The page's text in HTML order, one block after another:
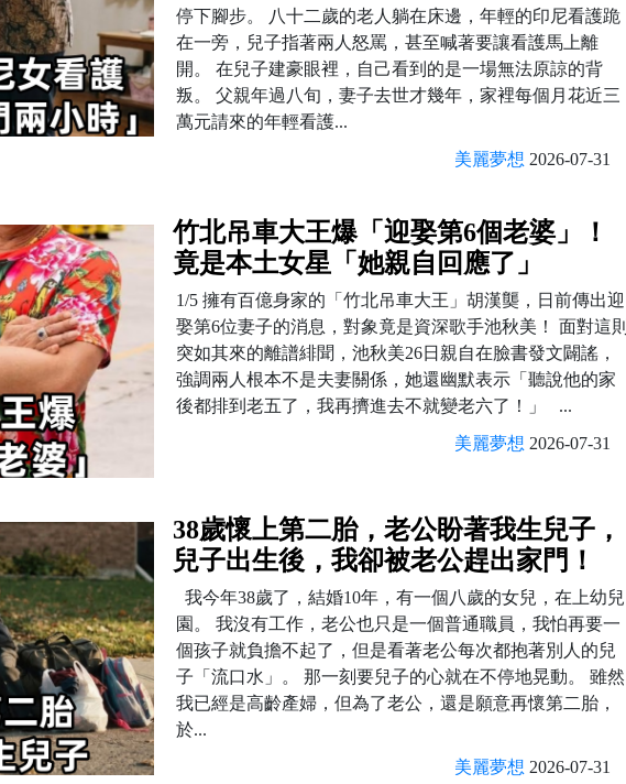
停下腳步。 八十二歲的老人躺在床邊，年輕的印尼看護跪
在一旁，兒子指著兩人怒罵，甚至喊著要讓看護馬上離
開。 在兒子建豪眼裡，自己看到的是一場無法原諒的背
叛。 父親年過八旬，妻子去世才幾年，家裡每個月花近三
萬元請來的年輕看護...
美麗夢想 2026-07-31
竹北吊車大王爆「迎娶第6個老婆」！
竟是本土女星「她親自回應了」
1/5 擁有百億身家的「竹北吊車大王」胡漢龑，日前傳出迎
娶第6位妻子的消息，對象竟是資深歌手池秋美！ 面對這則
突如其來的離譜緋聞，池秋美26日親自在臉書發文闢謠，
強調兩人根本不是夫妻關係，她還幽默表示「聽說他的家
後都排到老五了，我再擠進去不就變老六了！」 ...
美麗夢想 2026-07-31
38歲懷上第二胎，老公盼著我生兒子，
兒子出生後，我卻被老公趕出家門！
我今年38歲了，結婚10年，有一個八歲的女兒，在上幼兒
園。 我沒有工作，老公也只是一個普通職員，我怕再要一
個孩子就負擔不起了，但是看著老公每次都抱著別人的兒
子「流口水」。 那一刻要兒子的心就在不停地晃動。 雖然
我已經是高齡產婦，但為了老公，還是願意再懷第二胎，
於...
美麗夢想 2026-07-31